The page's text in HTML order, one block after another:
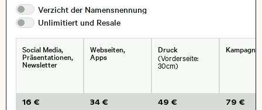
Verzicht der Namensnennung
Unlimitiert und Resale
Social Media,
Präsentationen,
Newsletter
16 €
Webseiten,
Apps
34 €
Druck
(Vorderseite:
30cm)
49 € 79 €